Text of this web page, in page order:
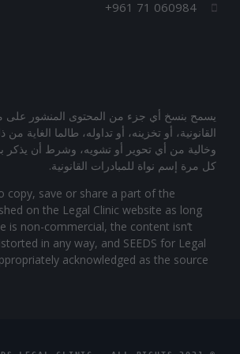
+961 71 060984
يسمح بنسخ أي جزء من المحتوى المنشور على
القانونية، أو تخزينه، أو تداوله، طالما الغاية
وخالية من أي تحوير أو تشويه، وشرط أن
كل مرة إسم نواة للمبادرات القانونية.
copy, save or share a part of the
on the Legal Clinic website as long
is non-commercial, the content isn’t
in any way, and SEEDS for Legal
acknowledged as the source